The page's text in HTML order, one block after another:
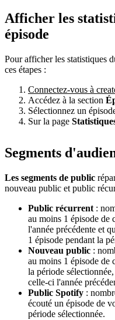
Afficher les
épisode
Pour afficher les statistiques
ces étapes :
Connectez-vous à
Accédez à la section
Sélectionnez un
Sur la page
Segments
Les segments de public
nouveau public et public
Public récurrent :
au moins 1 épisode de
l'année précédente et
1 épisode pendant la
Nouveau public :
au moins 1 épisode de
la période
celle-ci l'année
Public Spotify :
écouté un épisode de
période sélectionnée.